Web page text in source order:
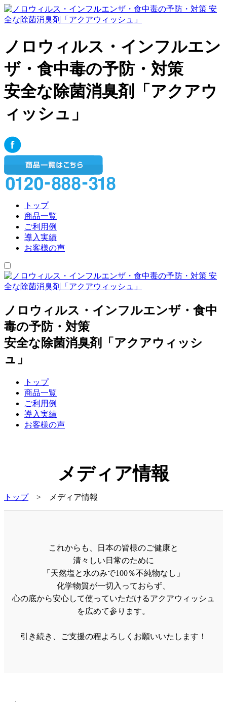
ノロウィルス・インフルエン
ザ・食中毒の予防・対策
安全な除菌消臭剤「アクアウ
ィッシュ」
トップ
商品一覧
ご利用例
導入実績
お客様の声
ノロウィルス・インフルエンザ・食中
毒の予防・対策
安全な除菌消臭剤「アクアウィッシ
ュ」
トップ
商品一覧
ご利用例
導入実績
お客様の声
メディア情報
トップ> メディア情報
これからも、日本の皆様のご健康と
清々しい日常のために
「天然塩と水のみで100％不純物なし」
化学物質が一切入っておらず、
心の底から安心して使っていただけるアクアウィッシュ
を広めて参ります。
引き続き、ご支援の程よろしくお願いいたします！